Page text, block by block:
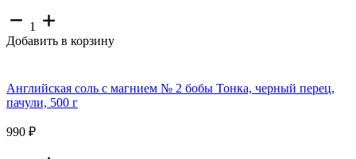
1
Добавить в корзину
Английская соль с магнием № 2 бобы Тонка, черный перец,
пачули, 500 г
990 ₽